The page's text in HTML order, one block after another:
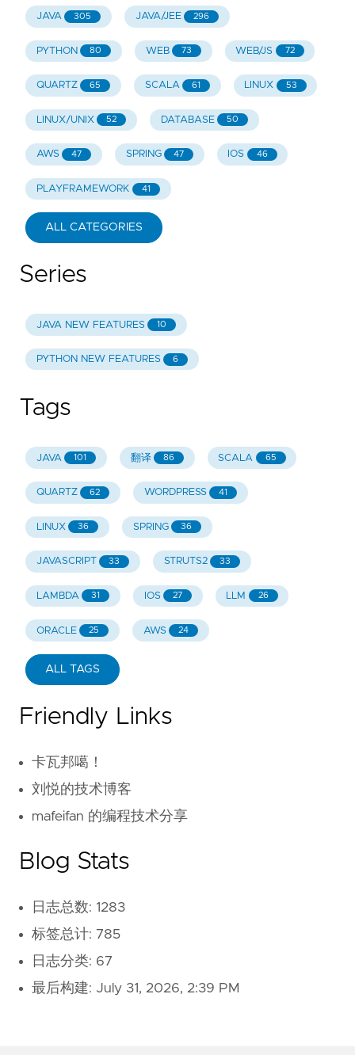
JAVA 305 JAVA/JEE 296
PYTHON 80 WEB 73 WEB/JS 72
QUARTZ 65 SCALA 61 LINUX 53
LINUX/UNIX 52 DATABASE 50
AWS 47 SPRING 47 IOS 46
PLAYFRAMEWORK 41
ALL CATEGORIES
Series
JAVA NEW FEATURES 10
PYTHON NEW FEATURES 6
Tags
JAVA 101 翻译 86 SCALA 65
QUARTZ 62 WORDPRESS 41
LINUX 36 SPRING 36
JAVASCRIPT 33 STRUTS2 33
LAMBDA 31 IOS 27 LLM 26
ORACLE 25 AWS 24
ALL TAGS
Friendly Links
卡瓦邦噶！
刘悦的技术博客
mafeifan 的编程技术分享
Blog Stats
日志总数: 1283
标签总计: 785
日志分类: 67
最后构建: July 31, 2026, 2:39 PM